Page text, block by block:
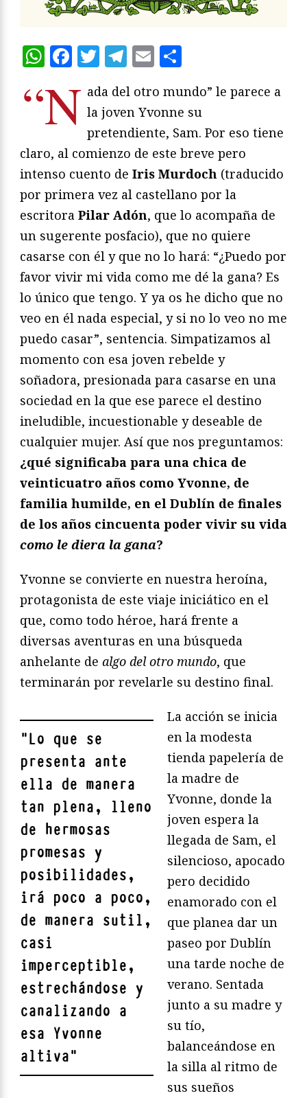
WhatsApp
Facebook
Twitter
Telegram
Email
“N ada del otro mundo” le parece a
la joven Yvonne su
pretendiente, Sam. Por eso tiene
claro, al comienzo de este breve pero
intenso cuento de Iris Murdoch (traducido
por primera vez al castellano por la
escritora Pilar Adón, que lo acompaña de
un sugerente posfacio), que no quiere
casarse con él y que no lo hará: “¿Puedo por
favor vivir mi vida como me dé la gana? Es
lo único que tengo. Y ya os he dicho que no
veo en él nada especial, y si no lo veo no me
puedo casar”, sentencia. Simpatizamos al
momento con esa joven rebelde y
soñadora, presionada para casarse en una
sociedad en la que ese parece el destino
ineludible, incuestionable y deseable de
cualquier mujer. Así que nos preguntamos:
¿qué significaba para una chica de
veinticuatro años como Yvonne, de
familia humilde, en el Dublín de finales
de los años cincuenta poder vivir su vida
como le diera la gana?
Yvonne se convierte en nuestra heroína,
protagonista de este viaje iniciático en el
que, como todo héroe, hará frente a
diversas aventuras en una búsqueda
anhelante de algo del otro mundo, que
terminarán por revelarle su destino final.
"Lo que se
presenta ante
ella de manera
tan plena, lleno
de hermosas
promesas y
posibilidades,
irá poco a poco,
de manera sutil,
casi
imperceptible,
estrechándose y
canalizando a
esa Yvonne
altiva"
La acción se inicia
en la modesta
tienda papelería de
la madre de
Yvonne, donde la
joven espera la
llegada de Sam, el
silencioso, apocado
pero decidido
enamorado con el
que planea dar un
paseo por Dublín
una tarde noche de
verano. Sentada
junto a su madre y
su tío,
balanceándose en
la silla al ritmo de
sus sueños